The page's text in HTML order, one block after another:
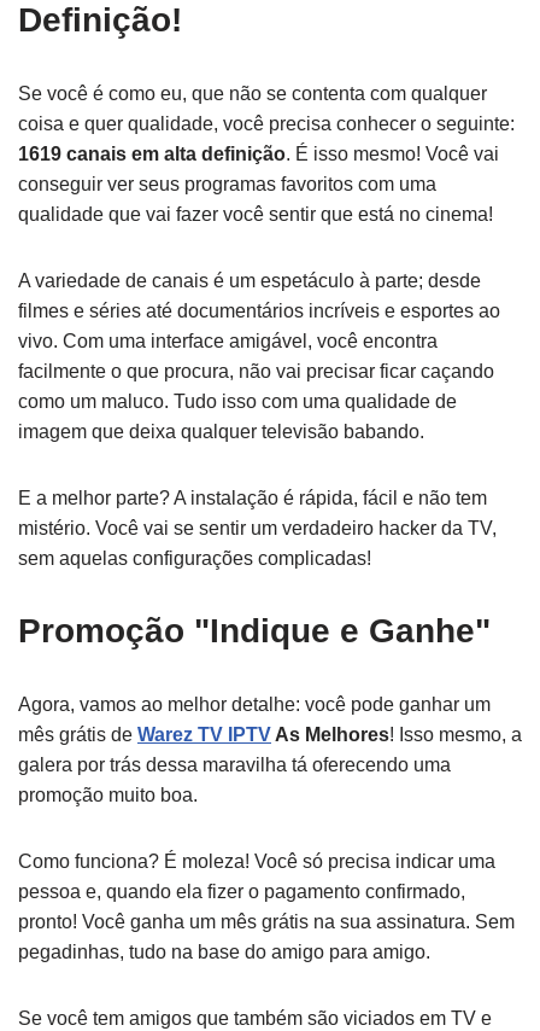
Definição!
Se você é como eu, que não se contenta com qualquer
coisa e quer qualidade, você precisa conhecer o seguinte:
1619 canais em alta definição. É isso mesmo! Você vai
conseguir ver seus programas favoritos com uma
qualidade que vai fazer você sentir que está no cinema!
A variedade de canais é um espetáculo à parte; desde
filmes e séries até documentários incríveis e esportes ao
vivo. Com uma interface amigável, você encontra
facilmente o que procura, não vai precisar ficar caçando
como um maluco. Tudo isso com uma qualidade de
imagem que deixa qualquer televisão babando.
E a melhor parte? A instalação é rápida, fácil e não tem
mistério. Você vai se sentir um verdadeiro hacker da TV,
sem aquelas configurações complicadas!
Promoção "Indique e Ganhe"
Agora, vamos ao melhor detalhe: você pode ganhar um
mês grátis de Warez TV IPTV As Melhores! Isso mesmo, a
galera por trás dessa maravilha tá oferecendo uma
promoção muito boa.
Como funciona? É moleza! Você só precisa indicar uma
pessoa e, quando ela fizer o pagamento confirmado,
pronto! Você ganha um mês grátis na sua assinatura. Sem
pegadinhas, tudo na base do amigo para amigo.
Se você tem amigos que também são viciados em TV e